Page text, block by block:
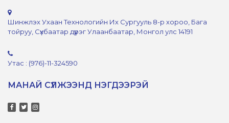
Шинжлэх Ухаан Технологийн Их Сургууль 8-р хороо, Бага
тойруу, Сүхбаатар дүүрэг Улаанбаатар, Монгол улс 14191
Утас : (976)-11-324590
МАНАЙ СҮЛЖЭЭНД НЭГДЭЭРЭЙ